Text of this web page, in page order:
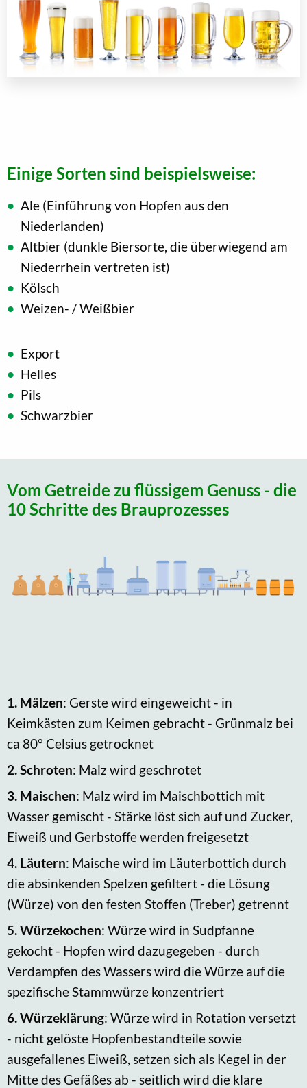
Einige Sorten sind beispielsweise:
Ale (Einführung von Hopfen aus den
Niederlanden)
Altbier (dunkle Biersorte, die überwiegend am
Niederrhein vertreten ist)
Kölsch
Weizen- / Weißbier
Export
Helles
Pils
Schwarzbier
Vom Getreide zu flüssigem Genuss - die
10 Schritte des Brauprozesses
1. Mälzen: Gerste wird eingeweicht - in
Keimkästen zum Keimen gebracht - Grünmalz bei
ca 80° Celsius getrocknet
2.Schroten: Malz wird geschrotet
3. Maischen: Malz wird im Maischbottich mit
Wasser gemischt - Stärke löst sich auf und Zucker,
Eiweiß und Gerbstoffe werden freigesetzt
4. Läutern: Maische wird im Läuterbottich durch
die absinkenden Spelzen gefiltert - die Lösung
(Würze) von den festen Stoffen (Treber) getrennt
5.Würzekochen: Würze wird in Sudpfanne
gekocht - Hopfen wird dazugegeben - durch
Verdampfen des Wassers wird die Würze auf die
spezifische Stammwürze konzentriert
6.Würzeklärung: Würze wird in Rotation versetzt
- nicht gelöste Hopfenbestandteile sowie
ausgefallenes Eiweiß, setzen sich als Kegel in der
Mitte des Gefäßes ab - seitlich wird die klare